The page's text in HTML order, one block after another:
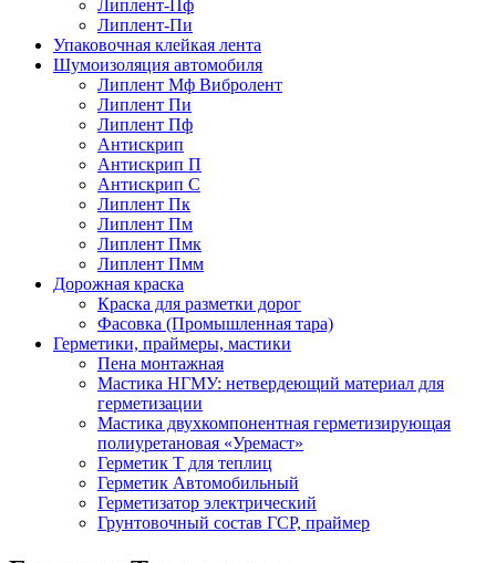
Липлент-Пф
Липлент-Пи
Упаковочная клейкая лента
Шумоизоляция автомобиля
Липлент Мф Вибролент
Липлент Пи
Липлент Пф
Антискрип
Антискрип П
Антискрип С
Липлент Пк
Липлент Пм
Липлент Пмк
Липлент Пмм
Дорожная краска
Краска для разметки дорог
Фасовка (Промышленная тара)
Герметики, праймеры, мастики
Пена монтажная
Мастика НГМУ: нетвердеющий материал для
герметизации
Мастика двухкомпонентная герметизирующая
полиуретановая «Уремаст»
Герметик Т для теплиц
Герметик Автомобильный
Герметизатор электрический
Грунтовочный состав ГСР, праймер